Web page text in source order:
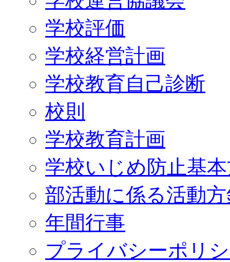
学校評価
学校経営計画
学校教育自己診断
校則
学校教育計画
学校いじめ防止基
部活動に係る活動
年間行事
プライバシーポリ